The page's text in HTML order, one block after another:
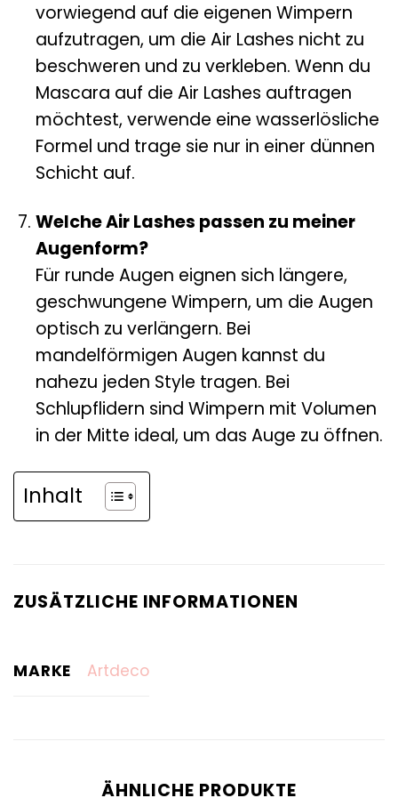
vorwiegend auf die eigenen Wimpern
aufzutragen, um die Air Lashes nicht zu
beschweren und zu verkleben. Wenn du
Mascara auf die Air Lashes auftragen
möchtest, verwende eine wasserlösliche
Formel und trage sie nur in einer dünnen
Schicht auf.
Welche Air Lashes passen zu meiner
Augenform?
Für runde Augen eignen sich längere,
geschwungene Wimpern, um die Augen
optisch zu verlängern. Bei
mandelförmigen Augen kannst du
nahezu jeden Style tragen. Bei
Schlupflidern sind Wimpern mit Volumen
in der Mitte ideal, um das Auge zu öffnen.
Inhalt
ZUSÄTZLICHE INFORMATIONEN
MARKE Artdeco
ÄHNLICHE PRODUKTE